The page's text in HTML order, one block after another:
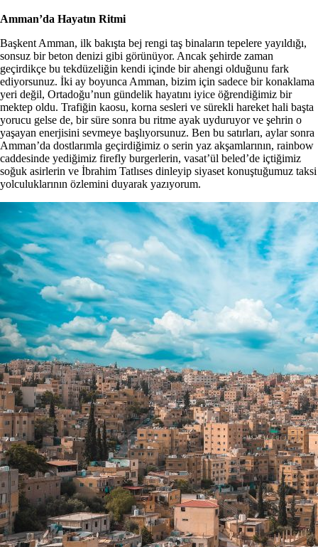
Amman’da Hayatın Ritmi
Başkent Amman, ilk bakışta bej rengi taş binaların tepelere yayıldığı,
sonsuz bir beton denizi gibi görünüyor. Ancak şehirde zaman
geçirdikçe bu tekdüzeliğin kendi içinde bir ahengi olduğunu fark
ediyorsunuz. İki ay boyunca Amman, bizim için sadece bir konaklama
yeri değil, Ortadoğu’nun gündelik hayatını iyice öğrendiğimiz bir
mektep oldu. Trafiğin kaosu, korna sesleri ve sürekli hareket hali başta
yorucu gelse de, bir süre sonra bu ritme ayak uyduruyor ve şehrin o
yaşayan enerjisini sevmeye başlıyorsunuz. Ben bu satırları, aylar sonra
Amman’da dostlarımla geçirdiğimiz o serin yaz akşamlarının, rainbow
caddesinde yediğimiz firefly burgerlerin, vasat’ül beled’de içtiğimiz
soğuk asirlerin ve İbrahim Tatlıses dinleyip siyaset konuştuğumuz taksi
yolculuklarının özlemini duyarak yazıyorum.